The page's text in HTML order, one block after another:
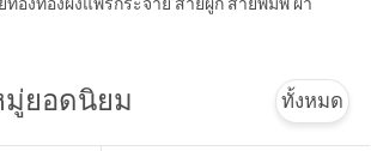
ยอดนิยม ทั้งหมด